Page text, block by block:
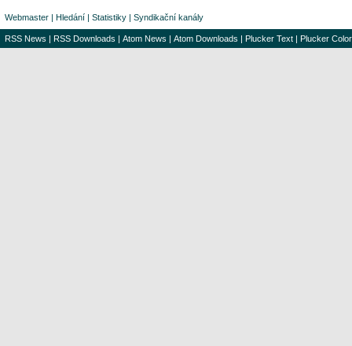
Webmaster | Hledání | Statistiky | Syndikační kanály
RSS News | RSS Downloads | Atom News | Atom Downloads | Plucker Text | Plucker Color